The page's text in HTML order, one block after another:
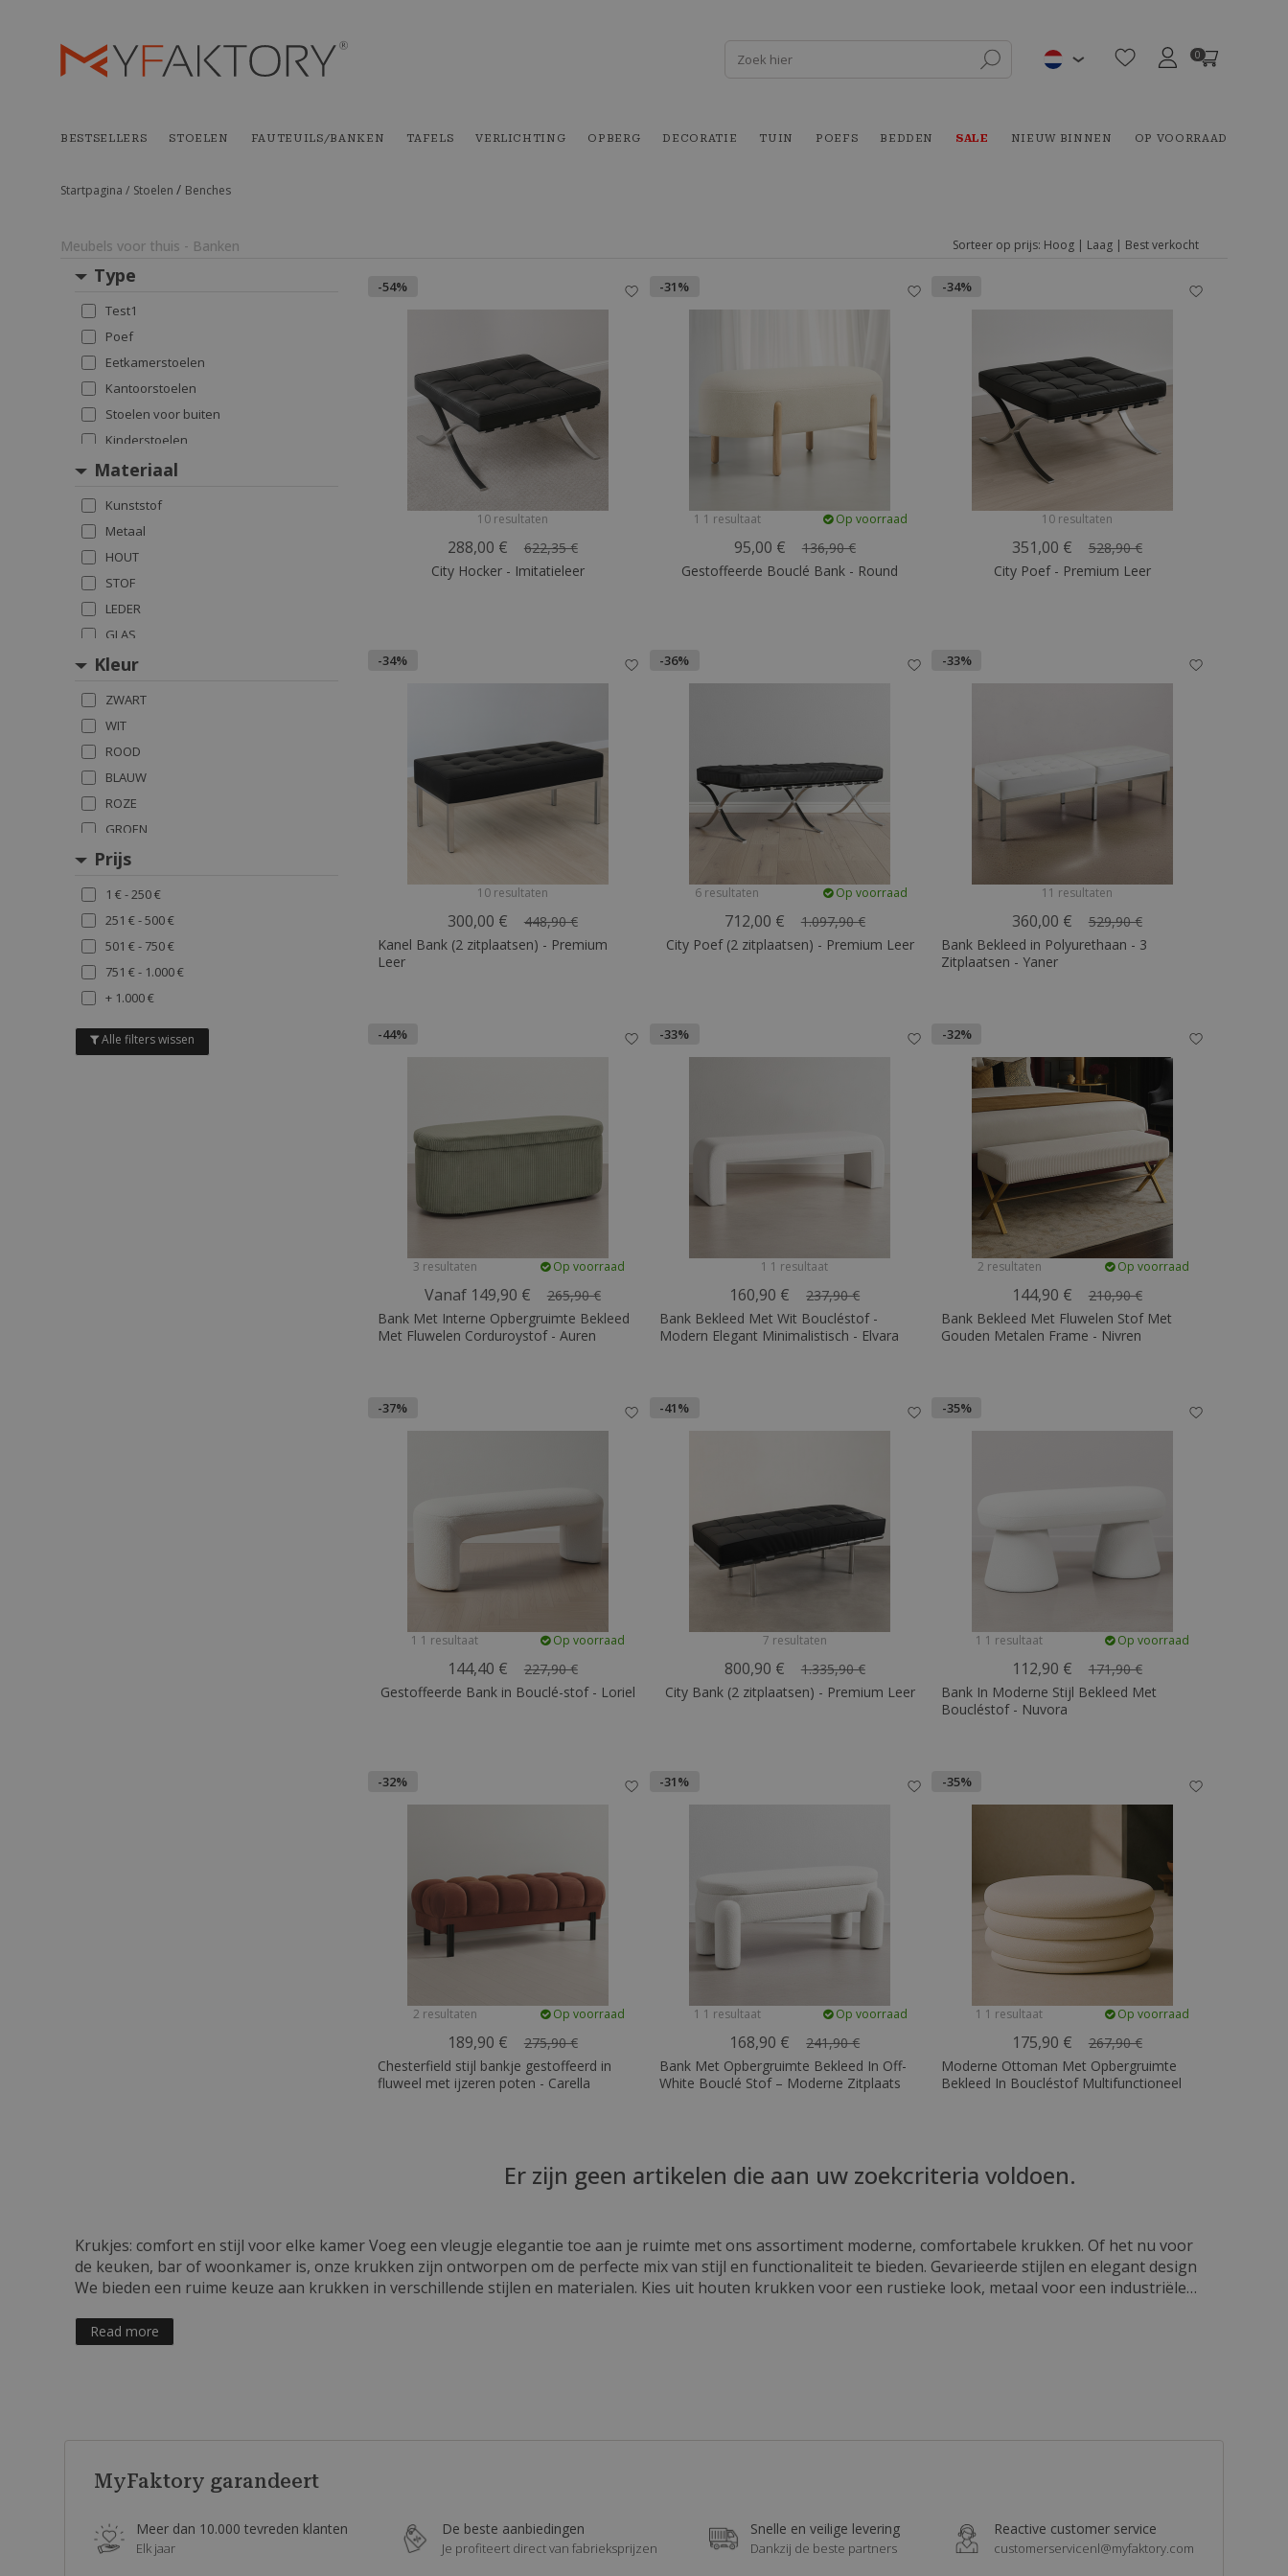
0
BESTSELLERS STOELEN FAUTEUILS/BANKEN TAFELS VERLICHTING OPBERG DECORATIE TUIN POEFS BEDDEN SALE NIEUW BINNEN OP VOORRAAD
Startpagina / Stoelen / Benches
Meubels voor thuis - Banken Sorteer op prijs: Hoog | Laag | Best verkocht
Type
Test1
Poef
Eetkamerstoelen
Kantoorstoelen
Stoelen voor buiten
Kinderstoelen
Krukjes
Materiaal
Kunststof
Metaal
HOUT
STOF
LEDER
GLAS
Kleur
ZWART
WIT
ROOD
BLAUW
ROZE
GROEN
GEEL
Prijs
1 € - 250 €
251 € - 500 €
501 € - 750 €
751 € - 1.000 €
+ 1.000 €
Alle filters wissen
-54%
10 resultaten
288,00 €
622,35 €
City Hocker - Imitatieleer
-31%
1 1 resultaat Op voorraad
95,00 €
136,90 €
Gestoffeerde Bouclé Bank - Round
-34%
10 resultaten
351,00 €
528,90 €
City Poef - Premium Leer
-34%
10 resultaten
300,00 €
448,90 €
Kanel Bank (2 zitplaatsen) - Premium
Leer
-36%
6 resultaten Op voorraad
712,00 €
1.097,90 €
City Poef (2 zitplaatsen) - Premium Leer
-33%
11 resultaten
360,00 €
529,90 €
Bank Bekleed in Polyurethaan - 3
Zitplaatsen - Yaner
-44%
3 resultaten Op voorraad
Vanaf 149,90 €
265,90 €
Bank Met Interne Opbergruimte Bekleed
Met Fluwelen Corduroystof - Auren
-33%
1 1 resultaat
160,90 €
237,90 €
Bank Bekleed Met Wit Boucléstof -
Modern Elegant Minimalistisch - Elvara
-32%
2 resultaten Op voorraad
144,90 €
210,90 €
Bank Bekleed Met Fluwelen Stof Met
Gouden Metalen Frame - Nivren
-37%
1 1 resultaat Op voorraad
144,40 €
227,90 €
Gestoffeerde Bank in Bouclé-stof - Loriel
-41%
7 resultaten
800,90 €
1.335,90 €
City Bank (2 zitplaatsen) - Premium Leer
-35%
1 1 resultaat Op voorraad
112,90 €
171,90 €
Bank In Moderne Stijl Bekleed Met
Boucléstof - Nuvora
-32%
2 resultaten Op voorraad
189,90 €
275,90 €
Chesterfield stijl bankje gestoffeerd in
fluweel met ijzeren poten - Carella
-31%
1 1 resultaat Op voorraad
168,90 €
241,90 €
Bank Met Opbergruimte Bekleed In Off-
White Bouclé Stof – Moderne Zitplaats
-35%
1 1 resultaat Op voorraad
175,90 €
267,90 €
Moderne Ottoman Met Opbergruimte
Bekleed In Boucléstof Multifunctioneel
Er zijn geen artikelen die aan uw zoekcriteria voldoen.
Krukjes: comfort en stijl voor elke kamer Voeg een vleugje elegantie toe aan je ruimte met ons assortiment moderne, comfortabele krukken. Of het nu voor
de keuken, bar of woonkamer is, onze krukken zijn ontworpen om de perfecte mix van stijl en functionaliteit te bieden. Gevarieerde stijlen en elegant design
We bieden een ruime keuze aan krukken in verschillende stijlen en materialen. Kies uit houten krukken voor een rustieke look, metaal voor een industriële
van het grootste belang bij het kiezen van krukken. Onze krukken hebben ergonomische, gevoerde zittingen om comfortabel te zitten, zelfs voor langere
periodes. Sommige modellen hebben ook rugleuningen en armleuningen voor extra ondersteuning. Duurzaamheid en onderhoudsgemak Onze krukken zijn
verschillende omgevingen worden gebruikt. Koop je krukken bij MyFaktory Bij MyFaktory bieden we designmeubels van hoge kwaliteit tegen scherpe prijzen.
geniet van stijlvol design in combinatie met optimaal comfort. Bestel nu en verfraai je interieur met onze kwaliteitsmeubelen.
Read more
MyFaktory garandeert
Meer dan 10.000 tevreden klanten
Elk jaar
De beste aanbiedingen
Je profiteert direct van fabrieksprijzen
Snelle en veilige levering
Dankzij de beste partners
Reactive customer service
customerservicenl@myfaktory.com